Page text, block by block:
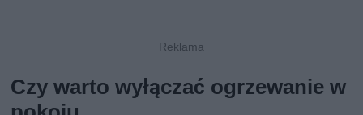
Czy warto wyłączać ogrzewanie w